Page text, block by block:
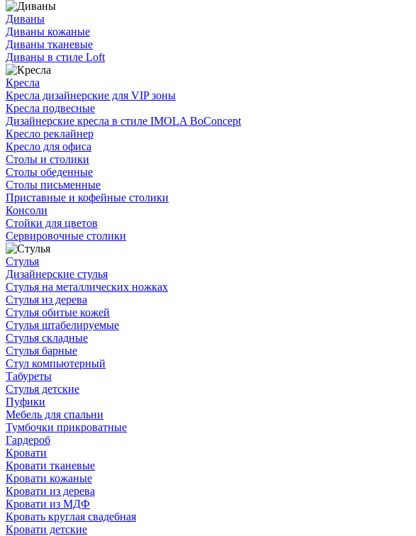
Диваны
Диваны кожаные
Диваны тканевые
Диваны в стиле Loft
Кресла
Кресла дизайнерские для VIP зоны
Кресла подвесные
Дизайнерские кресла в стиле IMOLA BoConcept
Кресло реклайнер
Кресло для офиса
Столы и столики
Столы обеденные
Столы письменные
Приставные и кофейные столики
Консоли
Стойки для цветов
Сервировочные столики
Стулья
Дизайнерские стулья
Стулья на металлических ножках
Стулья из дерева
Стулья обитые кожей
Стулья штабелируемые
Стулья складные
Стулья барные
Стул компьютерный
Табуреты
Стулья детские
Пуфики
Мебель для спальни
Тумбочки прикроватные
Гардероб
Кровати
Кровати тканевые
Кровати кожаные
Кровати из дерева
Кровати из МДФ
Кровать круглая свадебная
Кровати детские